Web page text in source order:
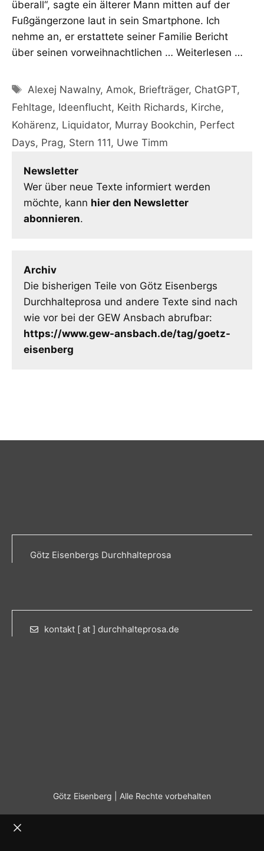
überall“, sagte ein älterer Mann mitten auf der
Fußgängerzone laut in sein Smartphone. Ich
nehme an, er erstattete seiner Familie Bericht
über seinen vorweihnachtlichen … Weiterlesen …
Schlagwörter
Alexej Nawalny,Amok, Briefträger, ChatGPT,
Fehltage, Ideenflucht, Keith Richards, Kirche,
Kohärenz, Liquidator, Murray Bookchin, Perfect
Days, Prag, Stern 111, Uwe Timm
Newsletter
Wer über neue Texte informiert werden
möchte, kann hier den Newsletter
abonnieren.
Archiv
Die bisherigen Teile von Götz Eisenbergs
Durchhalteprosa und andere Texte sind nach
wie vor bei der GEW Ansbach abrufbar:
https://www.gew-ansbach.de/tag/goetz-
eisenberg
Götz Eisenbergs Durchhalteprosa
kontakt [ at ] durchhalteprosa.de
Götz Eisenberg | Alle Rechte vorbehalten